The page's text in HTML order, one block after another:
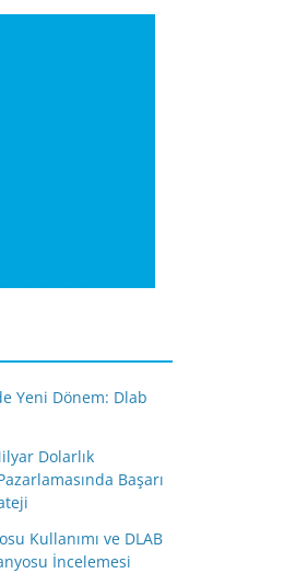
Yeni Dönem: Dlab
Dolarlık
Başarı
Kullanımı ve DLAB
İncelemesi